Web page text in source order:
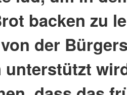
backen zu
der
unterstützt